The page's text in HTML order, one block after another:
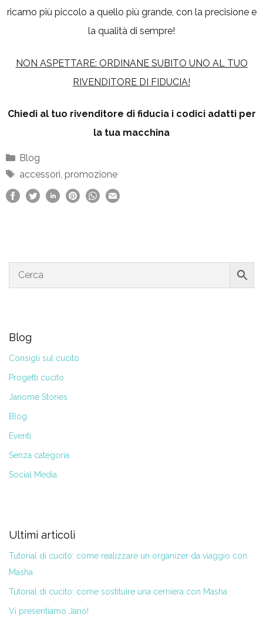
ricamo più piccolo a quello più grande, con la precisione e
la qualità di sempre!
NON ASPETTARE: ORDINANE SUBITO UNO AL TUO
RIVENDITORE DI FIDUCIA!
Chiedi al tuo rivenditore di fiducia i codici adatti per
la tua macchina
Categorie
Blog
Tag
accessori, promozione
Blog
Consigli sul cucito
Progetti cucito
Janome Stories
Blog
Eventi
Senza categoria
Social Media
Ultimi articoli
Tutorial di cucito: come realizzare un organizer da viaggio con
Masha
Tutorial di cucito: come sostituire una cerniera con Masha
Vi presentiamo Jano!